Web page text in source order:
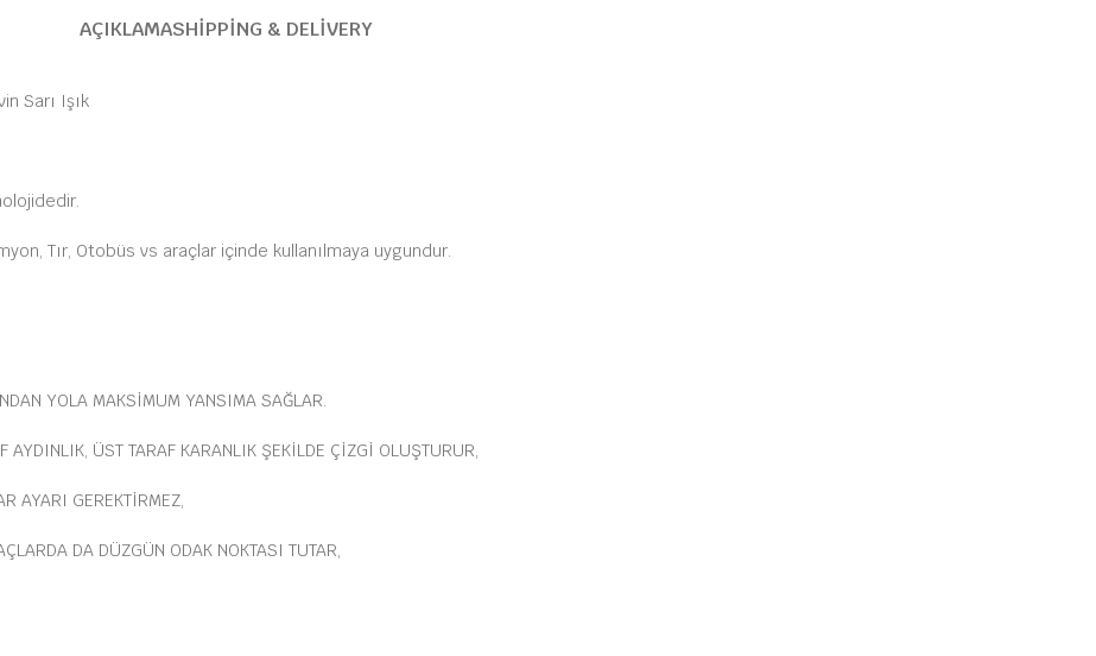
AÇIKLAMASHIPPING & DELIVERY
Sarı Işık
Tır, Otobüs vs araçlar içinde kullanılmaya uygundur.
YOLA MAKSİMUM YANSIMA SAĞLAR.
ÜST TARAF KARANLIK ŞEKİLDE ÇİZGİ OLUŞTURUR,
AYARI GEREKTİRMEZ,
DA DÜZGÜN ODAK NOKTASI TUTAR,